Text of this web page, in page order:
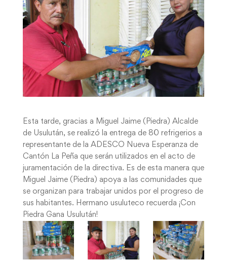
Esta tarde, gracias a Miguel Jaime (Piedra) Alcalde
de Usulután, se realizó la entrega de 80 refrigerios a
representante de la ADESCO Nueva Esperanza de
Cantón La Peña que serán utilizados en el acto de
juramentación de la directiva. Es de esta manera que
Miguel Jaime (Piedra) apoya a las comunidades que
se organizan para trabajar unidos por el progreso de
sus habitantes. Hermano usuluteco recuerda ¡Con
Piedra Gana Usulután!